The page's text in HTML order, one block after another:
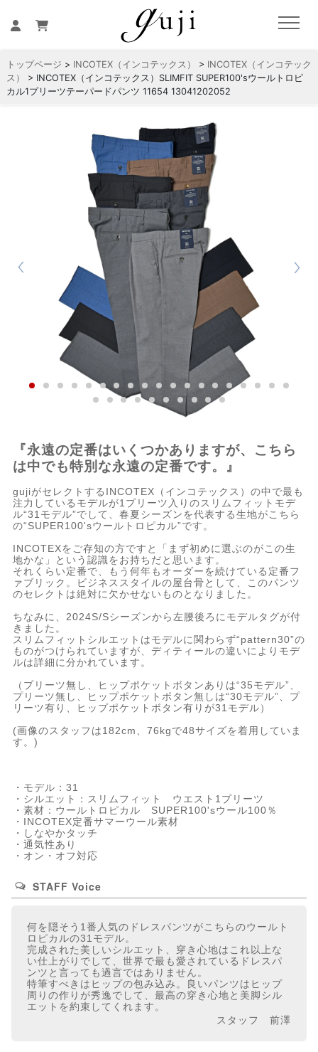
トップページ > INCOTEX（インコテックス） > INCOTEX（インコテック
ス）
> INCOTEX（インコテックス）SLIMFIT SUPER100'sウールトロピ
カル1プリーツテーパードパンツ 11654 13041202052
『永遠の定番はいくつかありますが、こちら
は中でも特別な永遠の定番です。』
gujiがセレクトするINCOTEX（インコテックス）の中で最も
注力しているモデルが1プリーツ入りのスリムフィットモデ
ル“31モデル”でして、春夏シーズンを代表する生地がこちら
の“SUPER100'sウールトロピカル”です。
INCOTEXをご存知の方ですと「まず初めに選ぶのがこの生
地かな」という認識をお持ちだと思います。
それくらい定番で、もう何年もオーダーを続けている定番フ
ァブリック。ビジネススタイルの屋台骨として、このパンツ
のセレクトは絶対に欠かせないものとなりました。
ちなみに、2024S/Sシーズンから左腰後ろにモデルタグが付
きました。
スリムフィットシルエットはモデルに関わらず“pattern30”の
ものがつけられていますが、ディティールの違いによりモデ
ルは詳細に分かれています。
（プリーツ無し、ヒップポケットボタンありは“35モデル”、
プリーツ無し、ヒップポケットボタン無しは“30モデル”、プ
リーツ有り、ヒップポケットボタン有りが31モデル）
(画像のスタッフは182cm、76kgで48サイズを着用していま
す。)
・モデル：31
・シルエット：スリムフィット ウエスト1プリーツ
・素材：ウールトロピカル SUPER100'sウール100％
・INCOTEX定番サマーウール素材
・しなやかタッチ
・通気性あり
・オン・オフ対応
STAFF Voice
何を隠そう1番人気のドレスパンツがこちらのウールト
ロピカルの31モデル。
完成された美しいシルエット、穿き心地はこれ以上な
い仕上がりでして、世界で最も愛されているドレスパ
ンツと言っても過言ではありません。
特筆すべきはヒップの包み込み。良いパンツはヒップ
周りの作りが秀逸でして、最高の穿き心地と美脚シル
エットを約束してくれます。
スタッフ 前澤